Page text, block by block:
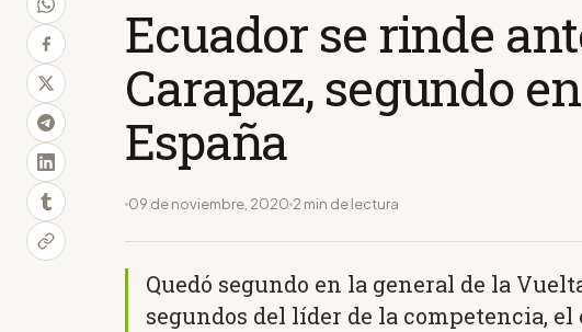
Ecuador se rinde
Carapaz, segundo
España
09 de noviembre, 2020 2 min de lectura
Quedó segundo en la general de la
segundos del líder de la competencia,